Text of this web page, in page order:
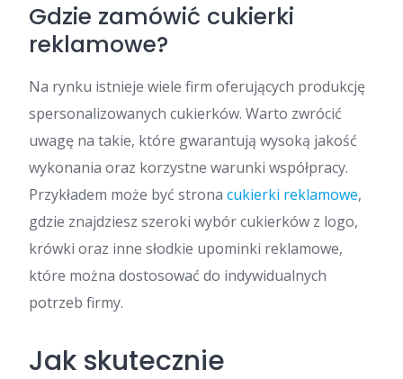
Gdzie zamówić cukierki
reklamowe?
Na rynku istnieje wiele firm oferujących produkcję
spersonalizowanych cukierków. Warto zwrócić
uwagę na takie, które gwarantują wysoką jakość
wykonania oraz korzystne warunki współpracy.
Przykładem może być strona cukierki reklamowe,
gdzie znajdziesz szeroki wybór cukierków z logo,
krówki oraz inne słodkie upominki reklamowe,
które można dostosować do indywidualnych
potrzeb firmy.
Jak skutecznie